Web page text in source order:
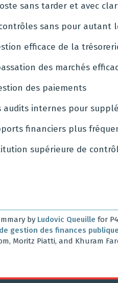
sans tarder et avec
sans pour autant
efficace de la
des marchés
des paiements
audits internes pour
financiers plus
supérieure de
by Ludovic Queuille for
gestion des finances
Moritz Piatti, and Khuram